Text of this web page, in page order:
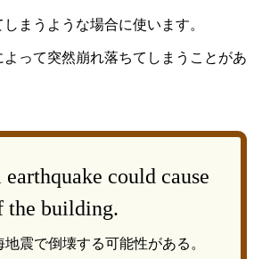
まうような場合に使います。
って突然崩れ落ちてしまうことがあ
could cause
the building.
震で倒壊する可能性がある。